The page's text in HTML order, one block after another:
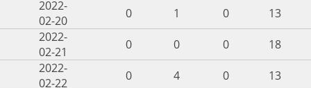
2022-
02-20
0 1 0
13
2022-
02-21
0 0 0
18
2022-
02-22
0 4 0
13